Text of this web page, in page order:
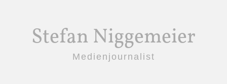
Stefan Niggemeier
Medienjournalist